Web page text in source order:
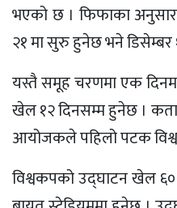
भएको छ । फिफाका
२१ मा सुरु हुनेछ भने
यस्तै समूह चरणमा एक
खेल १२ दिनसम्म हुनेछ ।
आयोजकले पहिलो पटक
विश्वकपको उद्घाटन खेल